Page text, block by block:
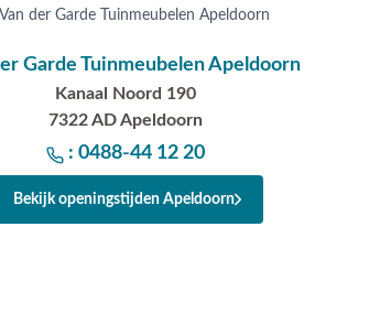
Garde Tuinmeubelen Apeldoorn
Kanaal Noord 190
7322 AD Apeldoorn
: 0488-44 12 20
Bekijk openingstijden Apeldoorn